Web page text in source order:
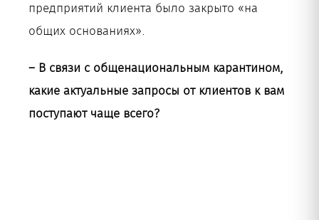
предприятий клиента было закрыто «на
общих основаниях».
– В связи с общенациональным карантином,
какие актуальные запросы от клиентов к вам
поступают чаще всего?